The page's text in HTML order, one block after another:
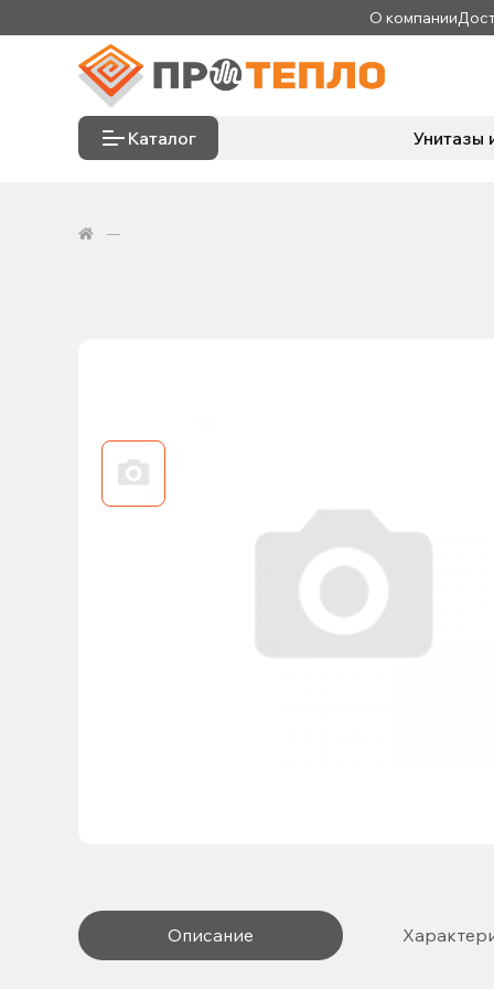
О компании
Каталог Унитазы
Описание